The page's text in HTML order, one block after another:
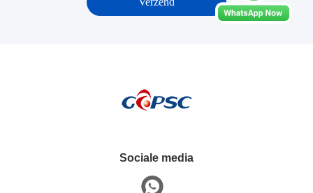
Sociale media